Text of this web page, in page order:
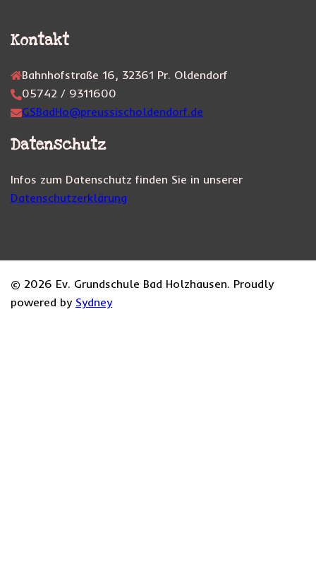
Kontakt
Bahnhofstraße 16, 32361 Pr. Oldendorf
05742 / 9311600
GSBadHo@preussischoldendorf.de
Datenschutz
Infos zum Datenschutz finden Sie in unserer
Datenschutzerklärung
© 2026 Ev. Grundschule Bad Holzhausen. Proudly
powered by Sydney